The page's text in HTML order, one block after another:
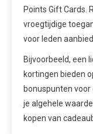
Points Gift Cards.
vroegtijdige
voor leden
Bijvoorbeeld, een
kortingen bieden
bonuspunten voor
je algehele
kopen van